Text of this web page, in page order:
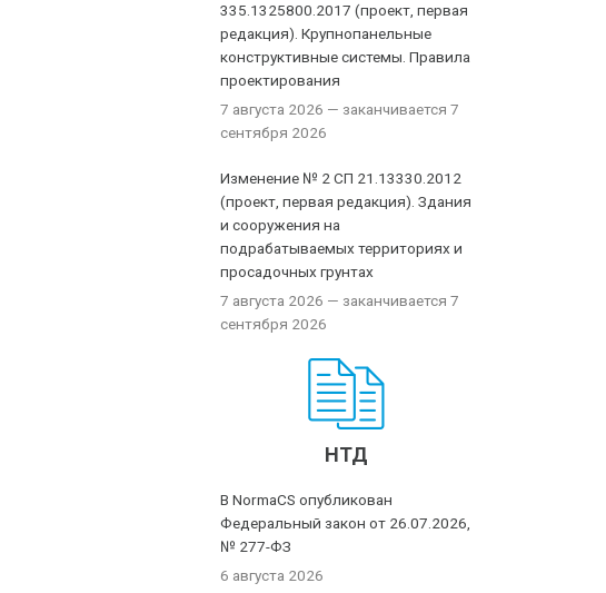
335.1325800.2017 (проект, первая
редакция). Крупнопанельные
конструктивные системы. Правила
проектирования
7 августа 2026 — заканчивается 7
сентября 2026
Изменение № 2 СП 21.13330.2012
(проект, первая редакция). Здания
и сооружения на
подрабатываемых территориях и
просадочных грунтах
7 августа 2026 — заканчивается 7
сентября 2026
НТД
В NormaCS опубликован
Федеральный закон от 26.07.2026,
№ 277-ФЗ
6 августа 2026